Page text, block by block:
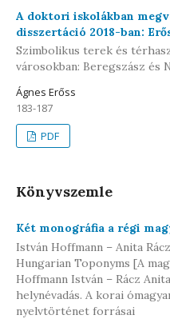
A doktori iskolákban
disszertáció 2018-ban:
Szimbolikus terek és
városokban: Beregszász és
Ágnes Erőss
183-187
PDF
Könyvszemle
Két monográfia a régi
István Hoffmann – Anita
Hungarian Toponyms [A
Hoffmann István – Rácz
helynévadás. A korai
nyelvtörténet forrásai